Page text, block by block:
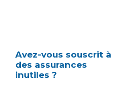
Avez-vous souscrit à
des assurances
inutiles ?